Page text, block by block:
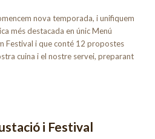
nova temporada, i unifiquem
més destacada en únic Menú
Festival i que conté 12 propostes
cuina i el nostre servei, preparant
i Festival